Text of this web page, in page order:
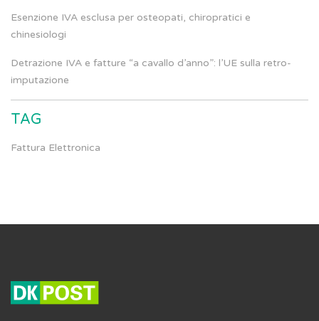
Esenzione IVA esclusa per osteopati, chiropratici e
chinesiologi
Detrazione IVA e fatture “a cavallo d’anno”: l’UE sulla retro-
imputazione
TAG
Fattura Elettronica